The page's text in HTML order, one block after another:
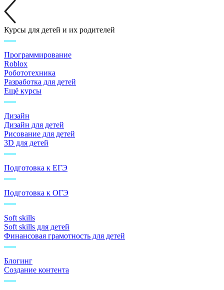
Курсы для детей и их родителей
Программирование
Roblox
Робототехника
Разработка для детей
Ещё курсы
Дизайн
Дизайн для детей
Рисование для детей
3D для детей
Подготовка к ЕГЭ
Подготовка к ОГЭ
Soft skills
Soft skills для детей
Финансовая грамотность для детей
Блогинг
Создание контента